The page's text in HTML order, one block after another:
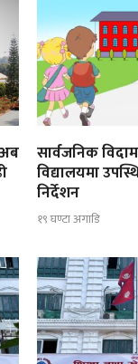
सार्वजनिक
विद्यालयमा
निर्देशन
१९ घण्टा अगाडि